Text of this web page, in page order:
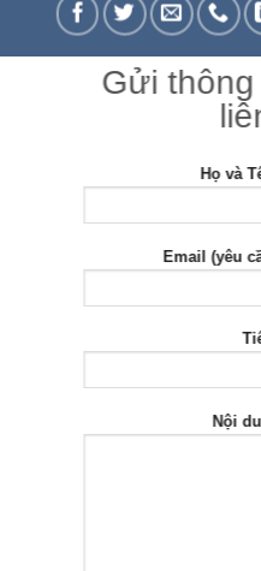
Gửi
Họ và
Email (yêu
Nội